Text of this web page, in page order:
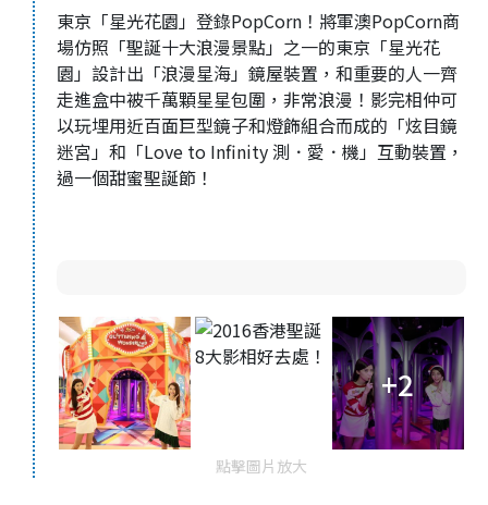
東京「星光花園」登錄PopCorn！將軍澳PopCorn商
場仿照「聖誕十大浪漫景點」之一的東京「星光花
園」設計出「浪漫星海」鏡屋裝置，和重要的人一齊
走進盒中被千萬顆星星包圍，非常浪漫！影完相仲可
以玩埋用近百面巨型鏡子和燈飾組合而成的「炫目鏡
迷宮」和「Love to Infinity 測．愛．機」互動裝置，
過一個甜蜜聖誕節！
+2
點擊圖片放大